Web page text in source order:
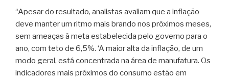
“Apesar do resultado, analistas avaliam que a inflação
deve manter um ritmo mais brando nos próximos meses,
sem ameaças à meta estabelecida pelo governo para o
ano, com teto de 6,5%. ‘A maior alta da inflação, de um
modo geral, está concentrada na área de manufatura. Os
indicadores mais próximos do consumo estão em